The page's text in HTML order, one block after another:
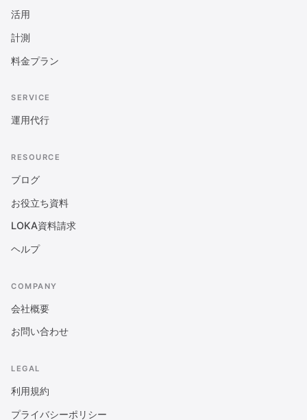
活用
計測
料金プラン
SERVICE
運用代行
RESOURCE
ブログ
お役立ち資料
LOKA資料請求
ヘルプ
COMPANY
会社概要
お問い合わせ
LEGAL
利用規約
プライバシーポリシー